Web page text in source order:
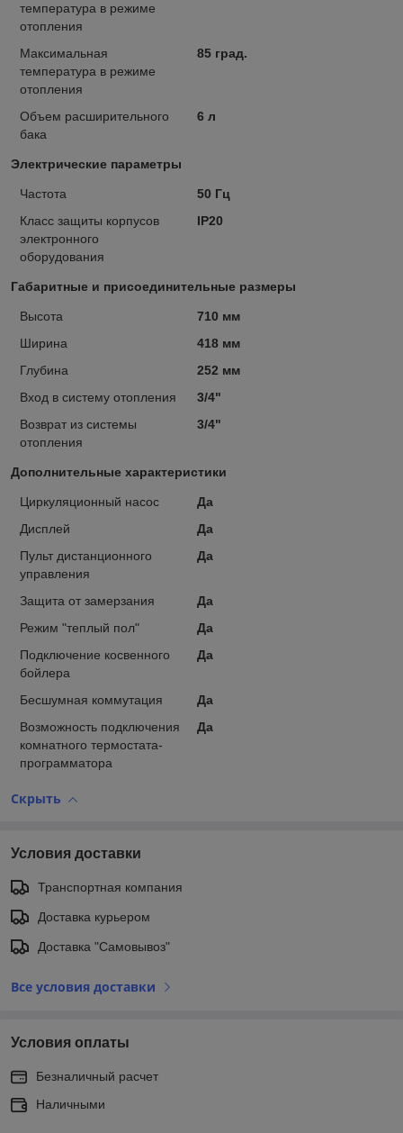
температура в режиме
отопления
Максимальная
температура в режиме
отопления
85 град.
Объем расширительного
бака
6 л
Электрические параметры
Частота
50 Гц
Класс защиты корпусов
электронного
оборудования
IP20
Габаритные и присоединительные размеры
Высота
710 мм
Ширина
418 мм
Глубина
252 мм
Вход в систему отопления
3/4"
Возврат из системы
отопления
3/4"
Дополнительные характеристики
Циркуляционный насос
Да
Дисплей
Да
Пульт дистанционного
управления
Да
Защита от замерзания
Да
Режим "теплый пол"
Да
Подключение косвенного
бойлера
Да
Бесшумная коммутация
Да
Возможность подключения
комнатного термостата-
программатора
Да
Скрыть
Условия доставки
Транспортная компания
Доставка курьером
Доставка "Самовывоз"
Все условия доставки
Условия оплаты
Безналичный расчет
Наличными